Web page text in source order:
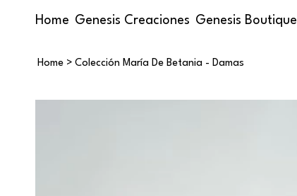
Home Genesis Creaciones Genesis Boutique
Home > Colección María De Betania - Damas